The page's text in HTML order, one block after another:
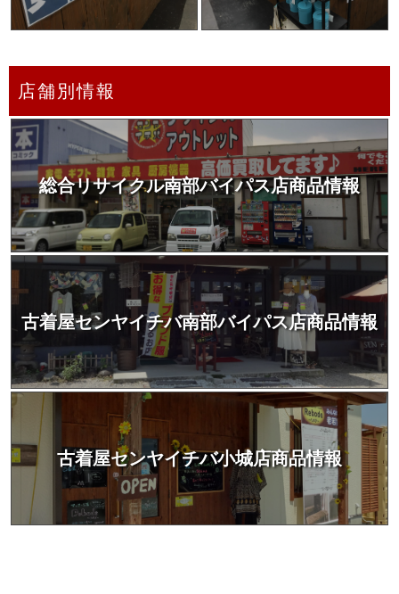
店舗別情報
総合リサイクル南部バイパス店商品情報
古着屋センヤイチバ南部バイパス店商品情報
古着屋センヤイチバ小城店商品情報